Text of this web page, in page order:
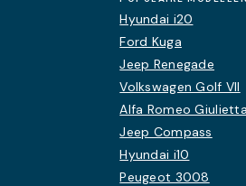
Hyundai i20
Ford Kuga
Jeep Renegade
Volkswagen Golf VII
Alfa Romeo Giulietta
Jeep Compass
Hyundai i10
Peugeot 3008